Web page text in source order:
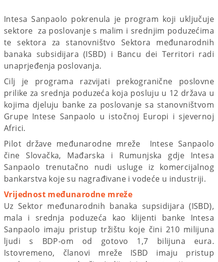
Intesa Sanpaolo pokrenula je program koji uključuje
sektore za poslovanje s malim i srednjim poduzećima
te sektora za stanovništvo Sektora međunarodnih
banaka subsidijara (ISBD) i Bancu dei Territori radi
unaprjeđenja poslovanja.
Cilj je programa razvijati prekogranične poslovne
prilike za srednja poduzeća koja posluju u 12 država u
kojima djeluju banke za poslovanje sa stanovništvom
Grupe Intese Sanpaolo u istočnoj Europi i sjevernoj
Africi.
Pilot države međunarodne mreže Intese Sanpaolo
čine Slovačka, Mađarska i Rumunjska gdje Intesa
Sanpaolo trenutačno nudi usluge iz komercijalnog
bankarstva koje su nagrađivane i vodeće u industriji.
Vrijednost međunarodne mreže
Uz Sektor međunarodnih banaka supsidijara (ISBD),
mala i srednja poduzeća kao klijenti banke Intesa
Sanpaolo imaju pristup tržištu koje čini 210 milijuna
ljudi s BDP-om od gotovo 1,7 bilijuna eura.
Istovremeno, članovi mreže ISBD imaju pristup